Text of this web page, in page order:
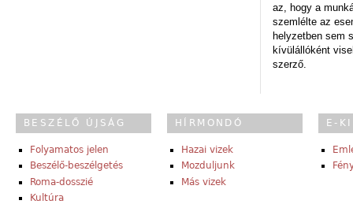
az, hogy a
szemlélte az
helyzetben sem
kívülállóként
szerző.
BESZÉLŐ ÚJSÁG
Folyamatos jelen
Beszélő-beszélgetés
Roma-dosszié
Kultúra
HÍRMONDÓ
Hazai vizek
Mozduljunk
Más vizek
E-